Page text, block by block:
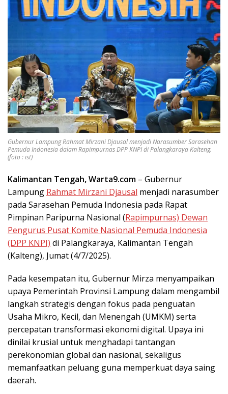
Gubernur Lampung Rahmat Mirzani Djausal menjadi Narasumber Sarasehan
Pemuda Indonesia dalam Rapimpurnas DPP KNPI di Palangkaraya Kalteng.
(foto : ist)
Kalimantan Tengah, Warta9.com – Gubernur
Lampung Rahmat Mirzani Djausal menjadi narasumber
pada Sarasehan Pemuda Indonesia pada Rapat
Pimpinan Paripurna Nasional (Rapimpurnas) Dewan
Pengurus Pusat Komite Nasional Pemuda Indonesia
(DPP KNPI) di Palangkaraya, Kalimantan Tengah
(Kalteng), Jumat (4/7/2025).
Pada kesempatan itu, Gubernur Mirza menyampaikan
upaya Pemerintah Provinsi Lampung dalam mengambil
langkah strategis dengan fokus pada penguatan
Usaha Mikro, Kecil, dan Menengah (UMKM) serta
percepatan transformasi ekonomi digital. Upaya ini
dinilai krusial untuk menghadapi tantangan
perekonomian global dan nasional, sekaligus
memanfaatkan peluang guna memperkuat daya saing
daerah.